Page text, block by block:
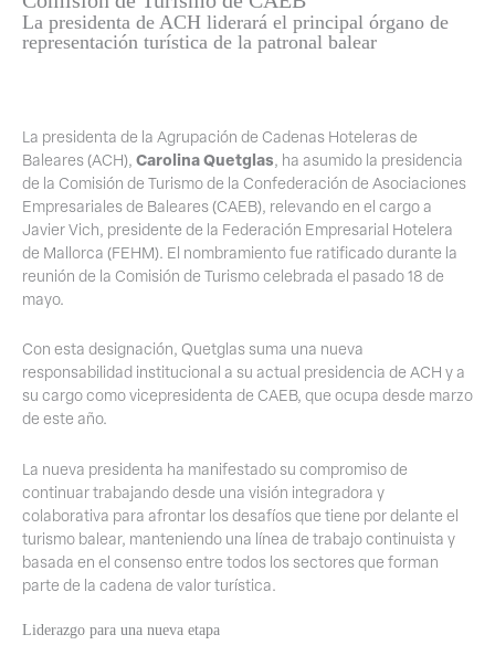
La presidenta de ACH liderará el principal órgano de
representación turística de la patronal balear
La presidenta de la Agrupación de Cadenas Hoteleras de
Baleares (ACH), Carolina Quetglas, ha asumido la presidencia
de la Comisión de Turismo de la Confederación de Asociaciones
Empresariales de Baleares (CAEB), relevando en el cargo a
Javier Vich, presidente de la Federación Empresarial Hotelera
de Mallorca (FEHM). El nombramiento fue ratificado durante la
reunión de la Comisión de Turismo celebrada el pasado 18 de
mayo.
Con esta designación, Quetglas suma una nueva
responsabilidad institucional a su actual presidencia de ACH y a
su cargo como vicepresidenta de CAEB, que ocupa desde marzo
de este año.
La nueva presidenta ha manifestado su compromiso de
continuar trabajando desde una visión integradora y
colaborativa para afrontar los desafíos que tiene por delante el
turismo balear, manteniendo una línea de trabajo continuista y
basada en el consenso entre todos los sectores que forman
parte de la cadena de valor turística.
Liderazgo para una nueva etapa